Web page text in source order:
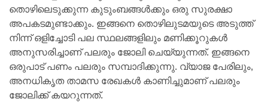
തൊഴിലെടുക്കുന്ന കുടുംബങ്ങൾക്കും ഒരു സുരക്ഷാ
അപകടമുണ്ടാക്കും. ഇങ്ങനെ തൊഴിലുടമയുടെ അടുത്ത്
നിന്ന് ഒളിച്ചോടി പല സ്ഥലങ്ങളിലും മണിക്കൂറുകള്‍
അനുസരിച്ചാണ് പലരും ജോലി ചെയ്യുന്നത്. ഇങ്ങനെ
ഒരുപാട് പണം പലരും സമ്പാദിക്കുന്നു. വ്യാജ പേരിലും,
അനധികൃത താമസ രേഖകള്‍ കാണിച്ചുമാണ് പലരും
ജോലിക്ക് കയറുന്നത്.